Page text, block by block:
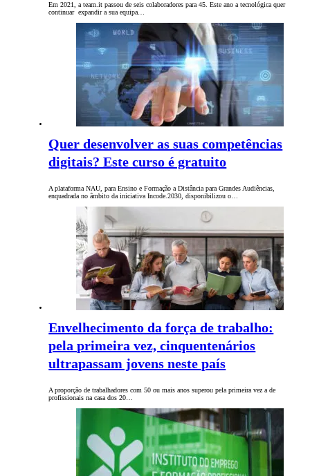
Em 2021, a team.it passou de seis colaboradores para 45. Este ano a tecnológica quer
continuar expandir a sua equipa…
Quer desenvolver as suas competências
digitais? Este curso é gratuito
A plataforma NAU, para Ensino e Formação a Distância para Grandes Audiências,
enquadrada no âmbito da iniciativa Incode.2030, disponibilizou o…
Envelhecimento da força de trabalho:
pela primeira vez, cinquentenários
ultrapassam jovens neste país
A proporção de trabalhadores com 50 ou mais anos superou pela primeira vez a de
profissionais na casa dos 20…